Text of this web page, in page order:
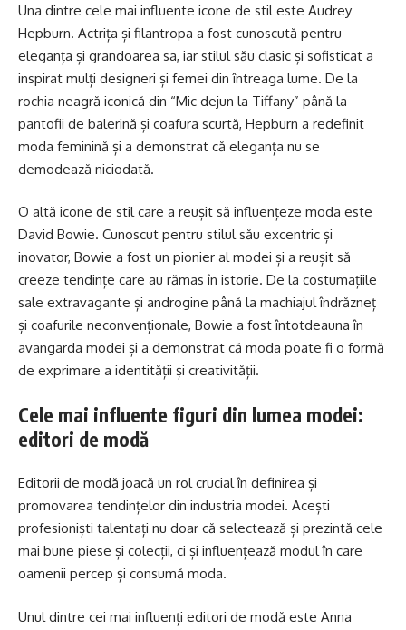
Una dintre cele mai influente icone de stil este Audrey
Hepburn. Actrița și filantropa a fost cunoscută pentru
eleganța și grandoarea sa, iar stilul său clasic și sofisticat a
inspirat mulți designeri și femei din întreaga lume. De la
rochia neagră iconică din “Mic dejun la Tiffany” până la
pantofii de balerină și coafura scurtă, Hepburn a redefinit
moda feminină și a demonstrat că eleganța nu se
demodează niciodată.
O altă icone de stil care a reușit să influențeze moda este
David Bowie. Cunoscut pentru stilul său excentric și
inovator, Bowie a fost un pionier al modei și a reușit să
creeze tendințe care au rămas în istorie. De la costumațiile
sale extravagante și androgine până la machiajul îndrăzneț
și coafurile neconvenționale, Bowie a fost întotdeauna în
avangarda modei și a demonstrat că moda poate fi o formă
de exprimare a identității și creativității.
Cele mai influente figuri din lumea modei:
editori de modă
Editorii de modă joacă un rol crucial în definirea și
promovarea tendințelor din industria modei. Acești
profesioniști talentați nu doar că selectează și prezintă cele
mai bune piese și colecții, ci și influențează modul în care
oamenii percep și consumă moda.
Unul dintre cei mai influenți editori de modă este Anna